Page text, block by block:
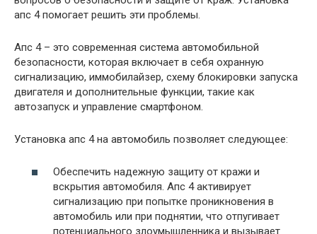
апс 4 помогает решить эти проблемы.
Апс 4 – это современная система автомобильной
безопасности, которая включает в себя охранную
сигнализацию, иммобилайзер, схему блокировки запуска
двигателя и дополнительные функции, такие как
автозапуск и управление смартфоном.
Установка апс 4 на автомобиль позволяет следующее:
Обеспечить надежную защиту от кражи и
вскрытия автомобиля. Апс 4 активирует
сигнализацию при попытке проникновения в
автомобиль или при поднятии, что отпугивает
потенциального злоумышленника и вызывает